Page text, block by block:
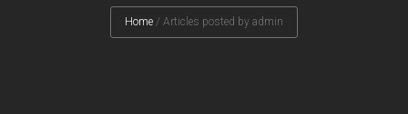
Home / Articles posted by admin